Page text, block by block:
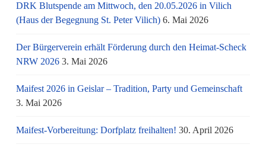
DRK Blutspende am Mittwoch, den 20.05.2026 in Vilich
(Haus der Begegnung St. Peter Vilich) 6. Mai 2026
Der Bürgerverein erhält Förderung durch den Heimat-Scheck
NRW 2026 3. Mai 2026
Maifest 2026 in Geislar – Tradition, Party und Gemeinschaft
3. Mai 2026
Maifest-Vorbereitung: Dorfplatz freihalten! 30. April 2026